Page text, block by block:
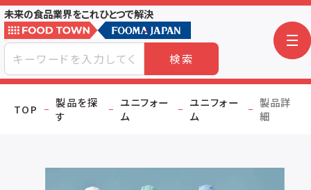
未来の食品業界をこれひとつで解決
検索
TOP
製品を探
す
ユニフォー
ム
ユニフォー
ム
製品詳
細